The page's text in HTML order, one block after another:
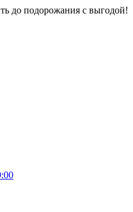
до подорожания с выгодой!